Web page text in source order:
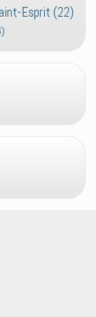
Esprit (22)